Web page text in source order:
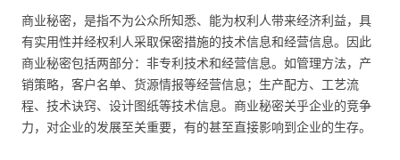
商业秘密，是指不为公众所知悉、能为权利人带来经济利益，具
有实用性并经权利人采取保密措施的技术信息和经营信息。因此
商业秘密包括两部分：非专利技术和经营信息。如管理方法，产
销策略，客户名单、货源情报等经营信息；生产配方、工艺流
程、技术诀窍、设计图纸等技术信息。商业秘密关乎企业的竞争
力，对企业的发展至关重要，有的甚至直接影响到企业的生存。